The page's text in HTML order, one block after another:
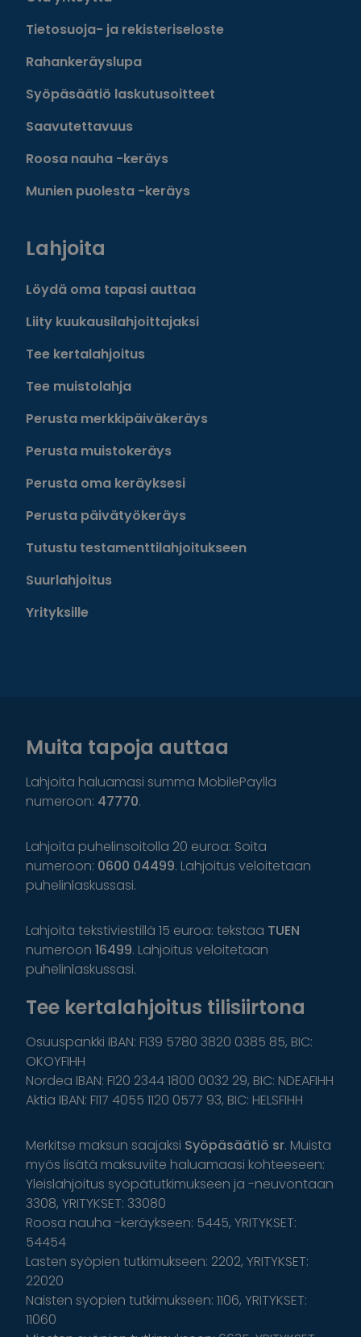
Tietosuoja- ja rekisteriseloste
Rahankeräyslupa
Syöpäsäätiö laskutusoitteet
Saavutettavuus
Roosa nauha -keräys
Munien puolesta -keräys
Lahjoita
Löydä oma tapasi auttaa
Liity kuukausilahjoittajaksi
Tee kertalahjoitus
Tee muistolahja
Perusta merkkipäiväkeräys
Perusta muistokeräys
Perusta oma keräyksesi
Perusta päivätyökeräys
Tutustu testamenttilahjoitukseen
Suurlahjoitus
Yrityksille
Muita tapoja auttaa
Lahjoita haluamasi summa MobilePaylla
numeroon: 47770.
Lahjoita puhelinsoitolla 20 euroa: Soita
numeroon: 0600 04499. Lahjoitus veloitetaan
puhelinlaskussasi.
Lahjoita tekstiviestillä 15 euroa: tekstaa TUEN
numeroon 16499. Lahjoitus veloitetaan
puhelinlaskussasi.
Tee kertalahjoitus tilisiirtona
Osuuspankki IBAN: FI39 5780 3820 0385 85, BIC:
OKOYFIHH
Nordea IBAN: FI20 2344 1800 0032 29, BIC: NDEAFIHH
Aktia IBAN: FI17 4055 1120 0577 93, BIC: HELSFIHH
Merkitse maksun saajaksi Syöpäsäätiö sr. Muista
myös lisätä maksuviite haluamaasi kohteeseen:
Yleislahjoitus syöpätutkimukseen ja -neuvontaan
3308, YRITYKSET: 33080
Roosa nauha -keräykseen: 5445, YRITYKSET:
54454
Lasten syöpien tutkimukseen: 2202, YRITYKSET:
22020
Naisten syöpien tutkimukseen: 1106, YRITYKSET:
11060